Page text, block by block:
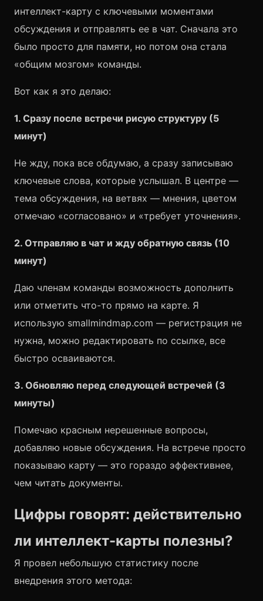
интеллект-карту с ключевыми моментами
обсуждения и отправлять ее в чат. Сначала это
было просто для памяти, но потом она стала
«общим мозгом» команды.
Вот как я это делаю:
1. Сразу после встречи рисую структуру (5
минут)
Не жду, пока все обдумаю, а сразу записываю
ключевые слова, которые услышал. В центре —
тема обсуждения, на ветвях — мнения, цветом
отмечаю «согласовано» и «требует уточнения».
2. Отправляю в чат и жду обратную связь (10
минут)
Даю членам команды возможность дополнить
или отметить что-то прямо на карте. Я
использую smallmindmap.com — регистрация не
нужна, можно редактировать по ссылке, все
быстро осваиваются.
3. Обновляю перед следующей встречей (3
минуты)
Помечаю красным нерешенные вопросы,
добавляю новые обсуждения. На встрече просто
показываю карту — это гораздо эффективнее,
чем читать документы.
Цифры говорят: действительно
ли интеллект-карты полезны?
Я провел небольшую статистику после
внедрения этого метода: